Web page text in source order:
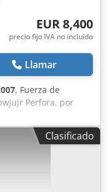
EUR 8,400
precio fijo IVA no incluído
Llamar
, Fuerza de
Perfora, por
de 18 mm Gran
del avance
incluido en el
Clasificado